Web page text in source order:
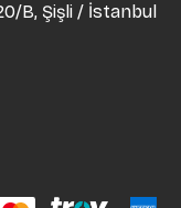
B, Şişli / İstanbul